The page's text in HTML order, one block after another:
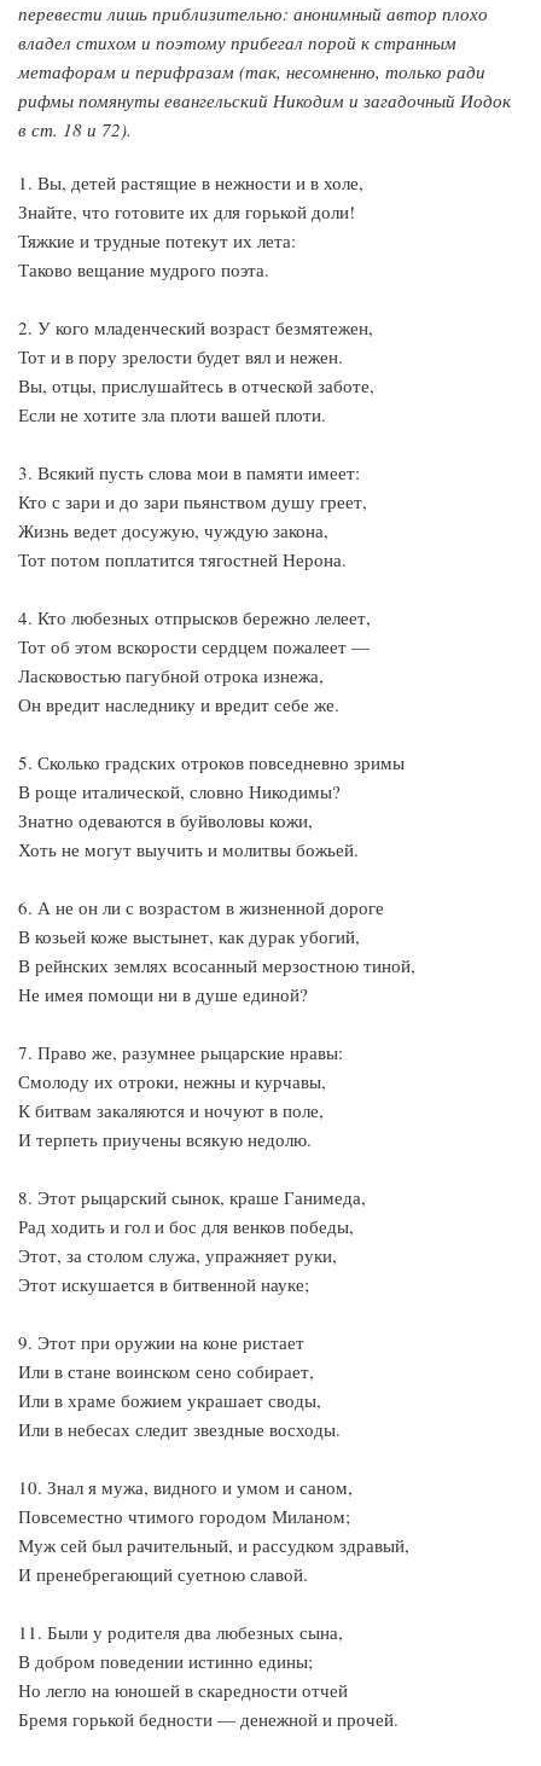
перевести лишь приблизительно: анонимный автор плохо
владел стихом и поэтому прибегал порой к странным
метафорам и перифразам (так, несомненно, только ради
рифмы помянуты евангельский Никодим и загадочный Иодок
в ст. 18 и 72).
1. Вы, детей растящие в нежности и в холе,
Знайте, что готовите их для горькой доли!
Тяжкие и трудные потекут их лета:
Таково вещание мудрого поэта.
2. У кого младенческий возраст безмятежен,
Тот и в пору зрелости будет вял и нежен.
Вы, отцы, прислушайтесь в отческой заботе,
Если не хотите зла плоти вашей плоти.
3. Всякий пусть слова мои в памяти имеет:
Кто с зари и до зари пьянством душу греет,
Жизнь ведет досужую, чуждую закона,
Тот потом поплатится тягостней Нерона.
4. Кто любезных отпрысков бережно лелеет,
Тот об этом вскорости сердцем пожалеет —
Ласковостью пагубной отрока изнежа,
Он вредит наследнику и вредит себе же.
5. Сколько градских отроков повседневно зримы
В роще италической, словно Никодимы?
Знатно одеваются в буйволовы кожи,
Хоть не могут выучить и молитвы божьей.
6. А не он ли с возрастом в жизненной дороге
В козьей коже выстынет, как дурак убогий,
В рейнских землях всосанный мерзостною тиной,
Не имея помощи ни в душе единой?
7. Право же, разумнее рыцарские нравы:
Смолоду их отроки, нежны и курчавы,
К битвам закаляются и ночуют в поле,
И терпеть приучены всякую недолю.
8. Этот рыцарский сынок, краше Ганимеда,
Рад ходить и гол и бос для венков победы,
Этот, за столом служа, упражняет руки,
Этот искушается в битвенной науке;
9. Этот при оружии на коне ристает
Или в стане воинском сено собирает,
Или в храме божием украшает своды,
Или в небесах следит звездные восходы.
10. Знал я мужа, видного и умом и саном,
Повсеместно чтимого городом Миланом;
Муж сей был рачительный, и рассудком здравый,
И пренебрегающий суетною славой.
11. Были у родителя два любезных сына,
В добром поведении истинно едины;
Но легло на юношей в скаредности отчей
Бремя горькой бедности — денежной и прочей.